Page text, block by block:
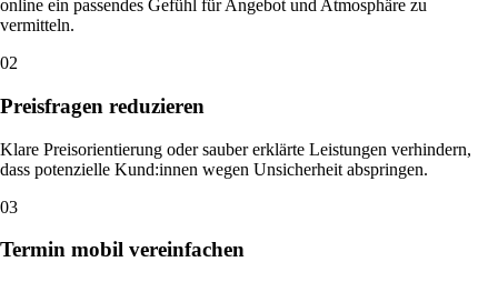
online ein passendes Gefühl für Angebot und Atmosphäre zu
vermitteln.
02
Preisfragen reduzieren
Klare Preisorientierung oder sauber erklärte Leistungen verhindern,
dass potenzielle Kund:innen wegen Unsicherheit abspringen.
03
Termin mobil vereinfachen